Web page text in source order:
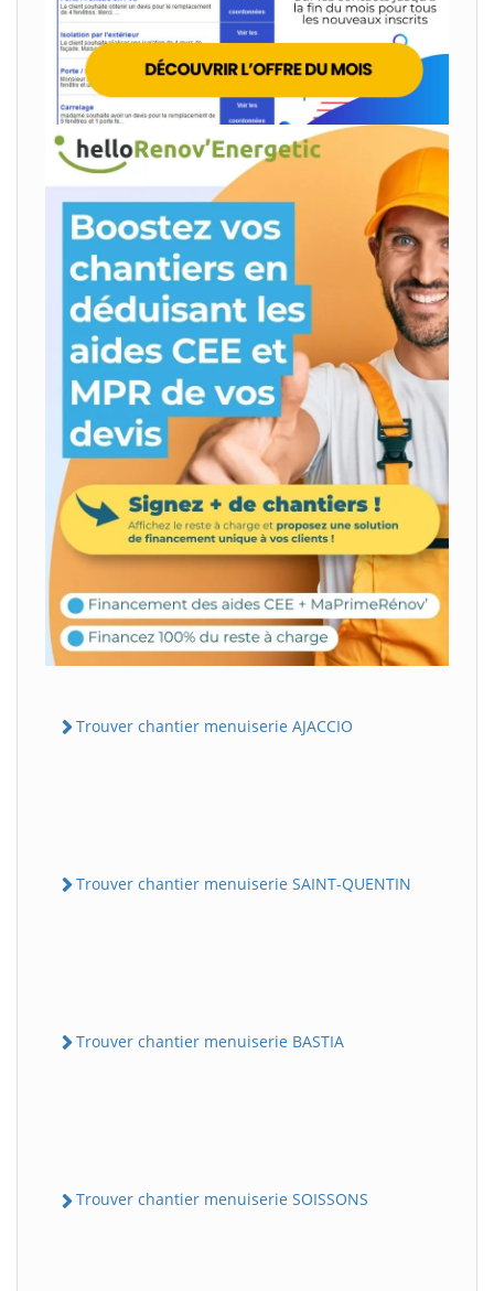
Trouver chantier menuiserie AJACCIO
Trouver chantier menuiserie SAINT-QUENTIN
Trouver chantier menuiserie BASTIA
Trouver chantier menuiserie SOISSONS